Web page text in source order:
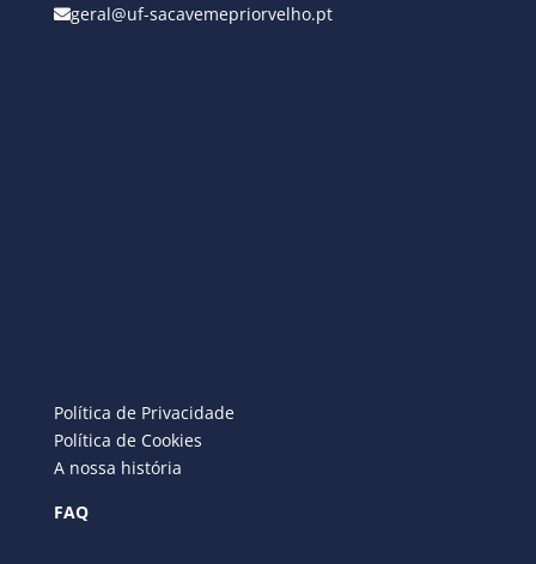
geral@uf-sacavemepriorvelho.pt
Política de Privacidade
Política de Cookies
A nossa história
FAQ